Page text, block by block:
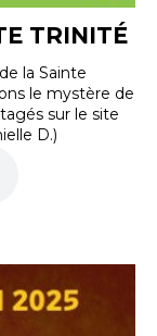
TRINITÉ
la Sainte
le mystère de
sur le site
D.)